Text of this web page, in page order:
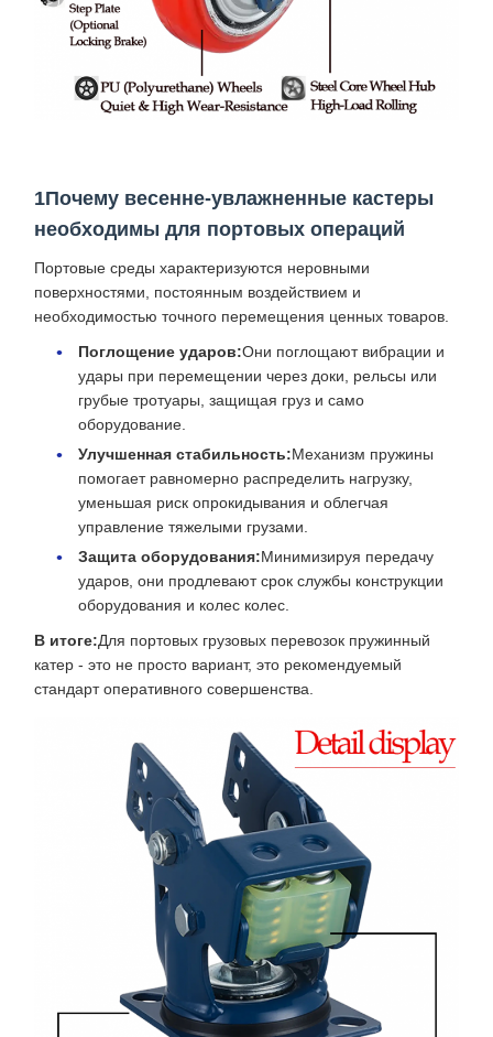
1Почему весенне-увлажненные кастеры
необходимы для портовых операций
Портовые среды характеризуются неровными
поверхностями, постоянным воздействием и
необходимостью точного перемещения ценных товаров.
Поглощение ударов:Они поглощают вибрации и
удары при перемещении через доки, рельсы или
грубые тротуары, защищая груз и само
оборудование.
Улучшенная стабильность:Механизм пружины
помогает равномерно распределить нагрузку,
уменьшая риск опрокидывания и облегчая
управление тяжелыми грузами.
Защита оборудования:Минимизируя передачу
ударов, они продлевают срок службы конструкции
оборудования и колес колес.
В итоге:Для портовых грузовых перевозок пружинный
катер - это не просто вариант, это рекомендуемый
стандарт оперативного совершенства.